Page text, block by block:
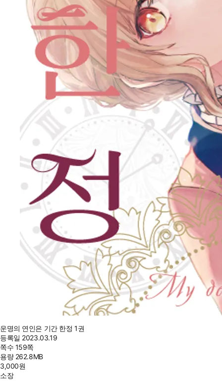
운명의 연인은 기간 한정 1권
등록일 2023.03.19
쪽수 159쪽
용량 262.8MB
3,000원
소장